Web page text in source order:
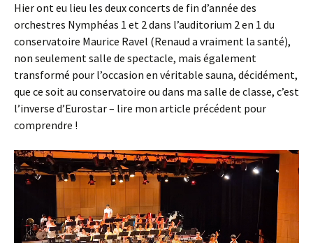
Hier ont eu lieu les deux concerts de fin d’année des
orchestres Nymphéas 1 et 2 dans l’auditorium 2 en 1 du
conservatoire Maurice Ravel (Renaud a vraiment la santé),
non seulement salle de spectacle, mais également
transformé pour l’occasion en véritable sauna, décidément,
que ce soit au conservatoire ou dans ma salle de classe, c’est
l’inverse d’Eurostar – lire mon article précédent pour
comprendre !